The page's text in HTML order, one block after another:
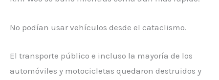
No podían usar vehículos desde el cataclismo.
El transporte público e incluso la mayoría de los
automóviles y motocicletas quedaron destruidos y